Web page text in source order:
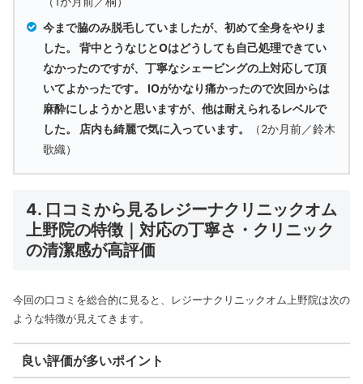
今まで脇のみ脱毛していましたが、初めて全身をやりま
した。 背中とうなじとOはどうしても自己処理できてい
なかったのですが、丁寧なシェービングの上対応して頂
いてよかったです。 IOがかなり痛かったので次回からは
麻酔にしようかと思いますが、他は耐えられるレベルで
した。 店内も綺麗で気に入っています。
（2か月前／鈴木
歌織）
4. 口コミから見るレジーナクリニックオム
上野院の特徴｜対応の丁寧さ・クリニック
の清潔感が高評価
今回の口コミを総合的に見ると、レジーナクリニックオム上野院は次の
ような特徴が見えてきます。
良い評価が多いポイント